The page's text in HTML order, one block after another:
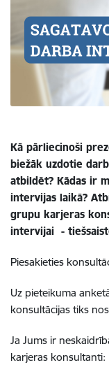
Kā pārliecinoši
biežāk uzdotie
atbildēt? Kādas ir
intervijas laikā?
grupu karjeras
intervijai -
Piesakieties
Uz pieteikuma
konsultācijas tiks
Ja Jums ir
karjeras konsultanti: